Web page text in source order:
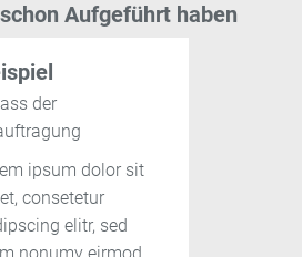
Aufgeführt haben
der
ipsum dolor sit
consetetur
elitr, sed